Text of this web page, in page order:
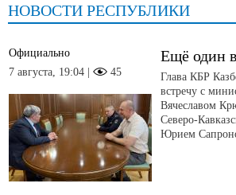
НОВОСТИ РЕСПУБЛИКИ
Официально
7 августа, 19:04 |
45
Ещё один
Глава КБР
встречу с
Вячеславом
Северо-
Юрием